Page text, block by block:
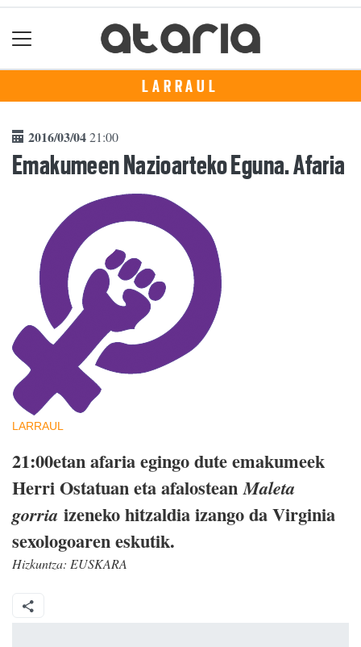
LARRAUL
2016/03/0421:00
Emakumeen Nazioarteko Eguna. Afaria
LARRAUL
21:00etan afaria egingo dute emakumeek
Herri Ostatuan eta afalosteanMaleta
gorria izeneko hitzaldia izango da Virginia
sexologoaren eskutik.
Hizkuntza: EUSKARA